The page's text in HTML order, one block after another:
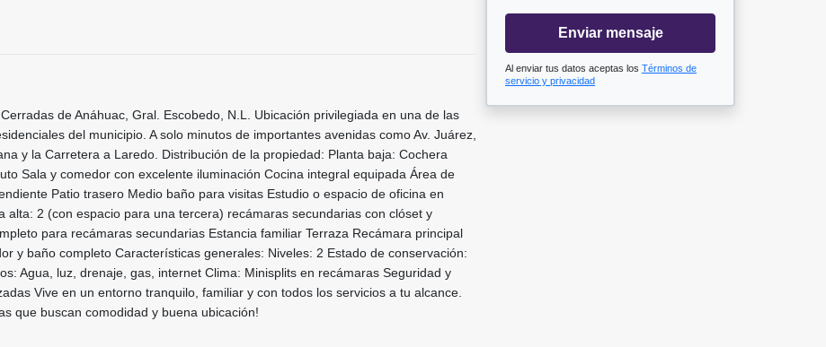
de Anáhuac, Gral. Escobedo, N.L. Ubicación privilegiada en una de las
del municipio. A solo minutos de importantes avenidas como Av. Juárez,
y la Carretera a Laredo. Distribución de la propiedad: Planta baja: Cochera
Sala y comedor con excelente iluminación Cocina integral equipada Área de
Patio trasero Medio baño para visitas Estudio o espacio de oficina en
alta: 2 (con espacio para una tercera) recámaras secundarias con clóset y
para recámaras secundarias Estancia familiar Terraza Recámara principal
y baño completo Características generales: Niveles: 2 Estado de conservación:
Agua, luz, drenaje, gas, internet Clima: Minisplits en recámaras Seguridad y
Vive en un entorno tranquilo, familiar y con todos los servicios a tu alcance.
que buscan comodidad y buena ubicación!
Enviar mensaje
Al enviar tus datos aceptas los Términos de
servicio y privacidad